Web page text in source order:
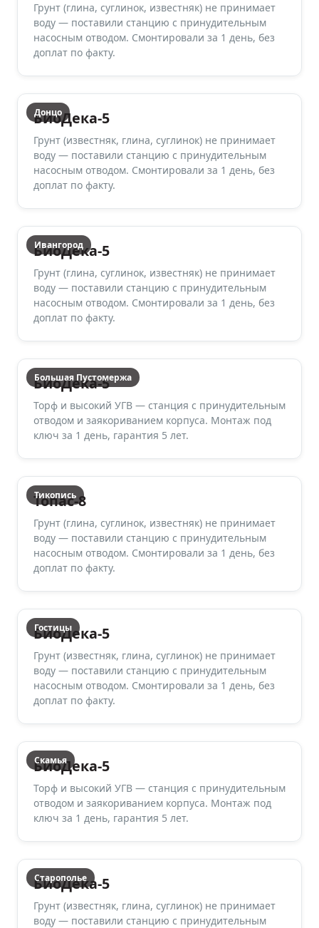
Грунт (глина, суглинок, известняк) не принимает
воду — поставили станцию с принудительным
насосным отводом. Смонтировали за 1 день, без
доплат по факту.
Донцо
БиоДека-5
Грунт (известняк, глина, суглинок) не принимает
воду — поставили станцию с принудительным
насосным отводом. Смонтировали за 1 день, без
доплат по факту.
Ивангород
БиоДека-5
Грунт (глина, суглинок, известняк) не принимает
воду — поставили станцию с принудительным
насосным отводом. Смонтировали за 1 день, без
доплат по факту.
Большая Пустомержа
БиоДека-5
Торф и высокий УГВ — станция с принудительным
отводом и заякориванием корпуса. Монтаж под
ключ за 1 день, гарантия 5 лет.
Тикопись
Топас-8
Грунт (глина, суглинок, известняк) не принимает
воду — поставили станцию с принудительным
насосным отводом. Смонтировали за 1 день, без
доплат по факту.
Гостицы
БиоДека-5
Грунт (известняк, глина, суглинок) не принимает
воду — поставили станцию с принудительным
насосным отводом. Смонтировали за 1 день, без
доплат по факту.
Скамья
БиоДека-5
Торф и высокий УГВ — станция с принудительным
отводом и заякориванием корпуса. Монтаж под
ключ за 1 день, гарантия 5 лет.
Старополье
БиоДека-5
Грунт (известняк, глина, суглинок) не принимает
воду — поставили станцию с принудительным